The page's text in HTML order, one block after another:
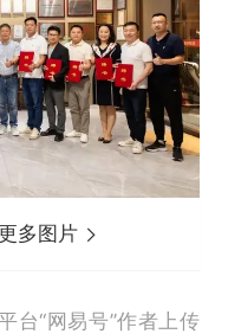
多图片
台“网易号”作者上传